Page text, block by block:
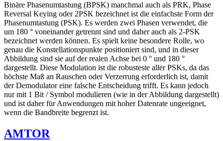
Binäre Phasenumtastung (BPSK) manchmal auch als PRK, Phase
Reversal Keying oder 2PSK bezeichnet ist die einfachste Form der
Phasenumtastung (PSK). Es werden zwei Phasen verwendet, die
um 180 ° voneinander getrennt sind und daher auch als 2-PSK
bezeichnet werden können. Es spielt keine besondere Rolle, wo
genau die Konstellationspunkte positioniert sind, und in dieser
Abbildung sind sie auf der realen Achse bei 0 ° und 180 °
dargestellt. Diese Modulation ist die robusteste aller PSKs, da das
höchste Maß an Rauschen oder Verzerrung erforderlich ist, damit
der Demodulator eine falsche Entscheidung trifft. Es kann jedoch
nur mit 1 Bit / Symbol modulieren (wie in der Abbildung dargestellt)
und ist daher für Anwendungen mit hoher Datenrate ungeeignet,
wenn die Bandbreite begrenzt ist.
AMTOR